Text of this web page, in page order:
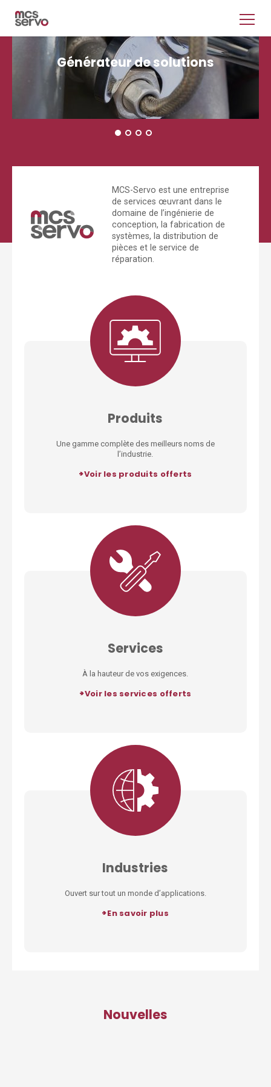
Générateur de solutions
MCS-Servo est une entreprise
de services œuvrant dans le
domaine de l’ingénierie de
conception, la fabrication de
systèmes, la distribution de
pièces et le service de
réparation.
Produits
Une gamme complète des meilleurs noms de
l’industrie.
>Voir les produits offerts
Services
À la hauteur de vos exigences.
>Voir les services offerts
Industries
Ouvert sur tout un monde d’applications.
>En savoir plus
Nouvelles